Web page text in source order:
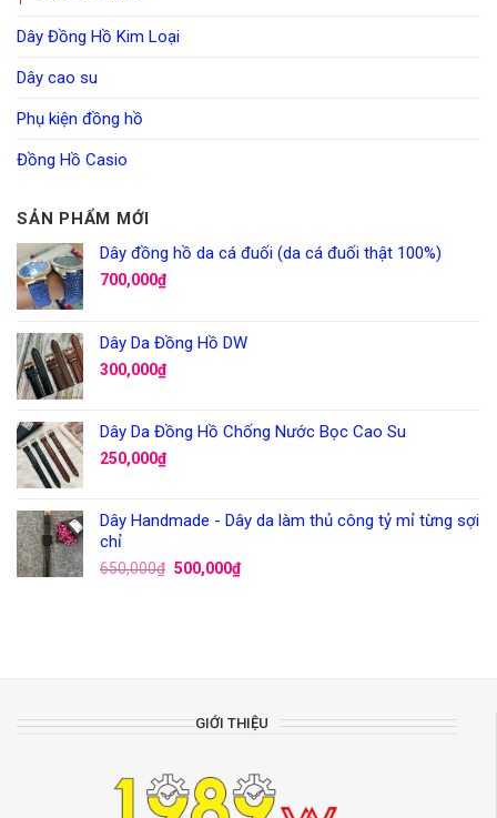
Dây Đồng Hồ Kim Loại
Dây cao su
Phụ kiện đồng hồ
Đồng Hồ Casio
SẢN PHẨM MỚI
Dây đồng hồ da cá đuối (da cá đuối thật 100%)
700,000₫
Dây Da Đồng Hồ DW
300,000₫
Dây Da Đồng Hồ Chống Nước Bọc Cao Su
250,000₫
Dây Handmade - Dây da làm thủ công tỷ mỉ từng sợi
chỉ
650,000₫ 500,000₫
GIỚI THIỆU